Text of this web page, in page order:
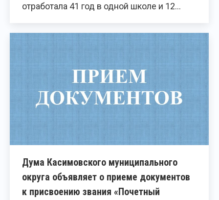
отработала 41 год в одной школе и 12…
Дума Касимовского муниципального
округа объявляет о приеме документов
к присвоению звания «Почетный